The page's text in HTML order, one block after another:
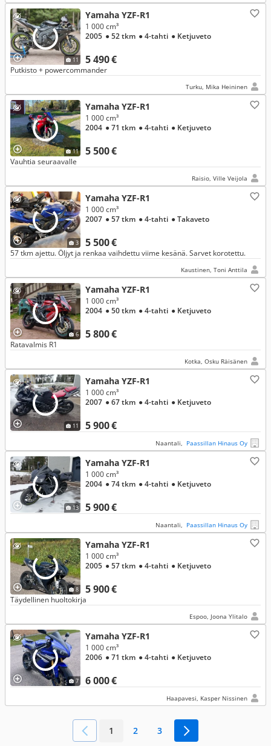
11
Yamaha YZF-R1
5 490 €
1 000 cm³
2005 ● 52 tkm ● 4-tahti ● Ketjuveto
Putkisto + powercommander
Turku, Mika Heininen
11
Yamaha YZF-R1
5 500 €
1 000 cm³
2004 ● 71 tkm ● 4-tahti ● Ketjuveto
Vauhtia seuraavalle
Raisio, Ville Veijola
3
Yamaha YZF-R1
5 500 €
1 000 cm³
2007 ● 57 tkm ● 4-tahti ● Takaveto
57 tkm ajettu. Öljyt ja renkaa vaihdettu viime kesänä. Sarvet korotettu.
Kaustinen, Toni Anttila
6
Yamaha YZF-R1
5 800 €
1 000 cm³
2004 ● 50 tkm ● 4-tahti ● Ketjuveto
Ratavalmis R1
Kotka, Osku Räisänen
11
Yamaha YZF-R1
5 900 €
1 000 cm³
2007 ● 67 tkm ● 4-tahti ● Ketjuveto
Naantali, Paassillan Hinaus Oy
13
Yamaha YZF-R1
5 900 €
1 000 cm³
2004 ● 74 tkm ● 4-tahti ● Ketjuveto
Naantali, Paassillan Hinaus Oy
8
Yamaha YZF-R1
5 900 €
1 000 cm³
2005 ● 57 tkm ● 4-tahti ● Ketjuveto
Täydellinen huoltokirja
Espoo, Joona Ylitalo
7
Yamaha YZF-R1
6 000 €
1 000 cm³
2006 ● 71 tkm ● 4-tahti ● Ketjuveto
Haapavesi, Kasper Nissinen
1 2 3